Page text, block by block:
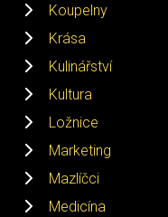
Koupelny
Krása
Kulinářství
Kultura
Ložnice
Marketing
Mazlíčci
Medicína